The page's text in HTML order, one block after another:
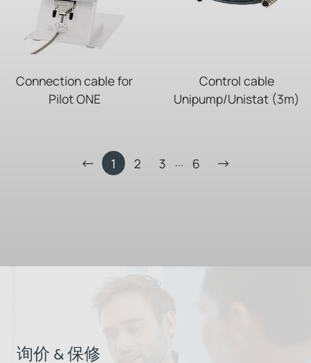
Connection cable for
Pilot ONE
Control cable
Unipump/Unistat (3m)
1 2 3 ... 6
询价 & 保修